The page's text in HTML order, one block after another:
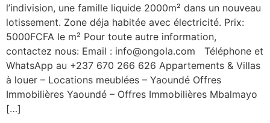
l’indivision, une famille liquide 2000m² dans un nouveau
lotissement. Zone déja habitée avec électricité. Prix:
5000FCFA le m² Pour toute autre information,
contactez nous: Email : info@ongola.com Téléphone et
WhatsApp au +237 670 266 626 Appartements & Villas
à louer – Locations meublées – Yaoundé Offres
Immobilières Yaoundé – Offres Immobilières Mbalmayo
[…]